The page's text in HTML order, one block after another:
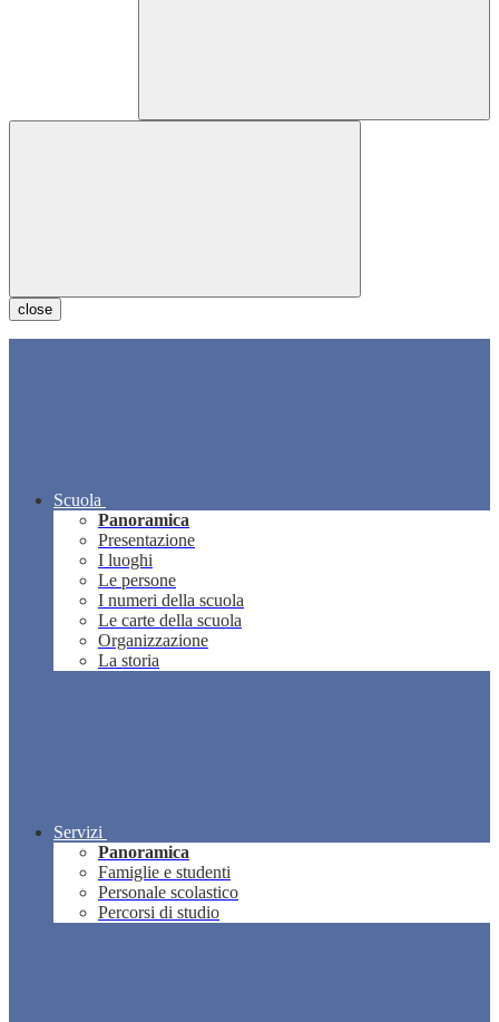
close
Scuola
Panoramica
Presentazione
I luoghi
Le persone
I numeri della scuola
Le carte della scuola
Organizzazione
La storia
Servizi
Panoramica
Famiglie e studenti
Personale scolastico
Percorsi di studio